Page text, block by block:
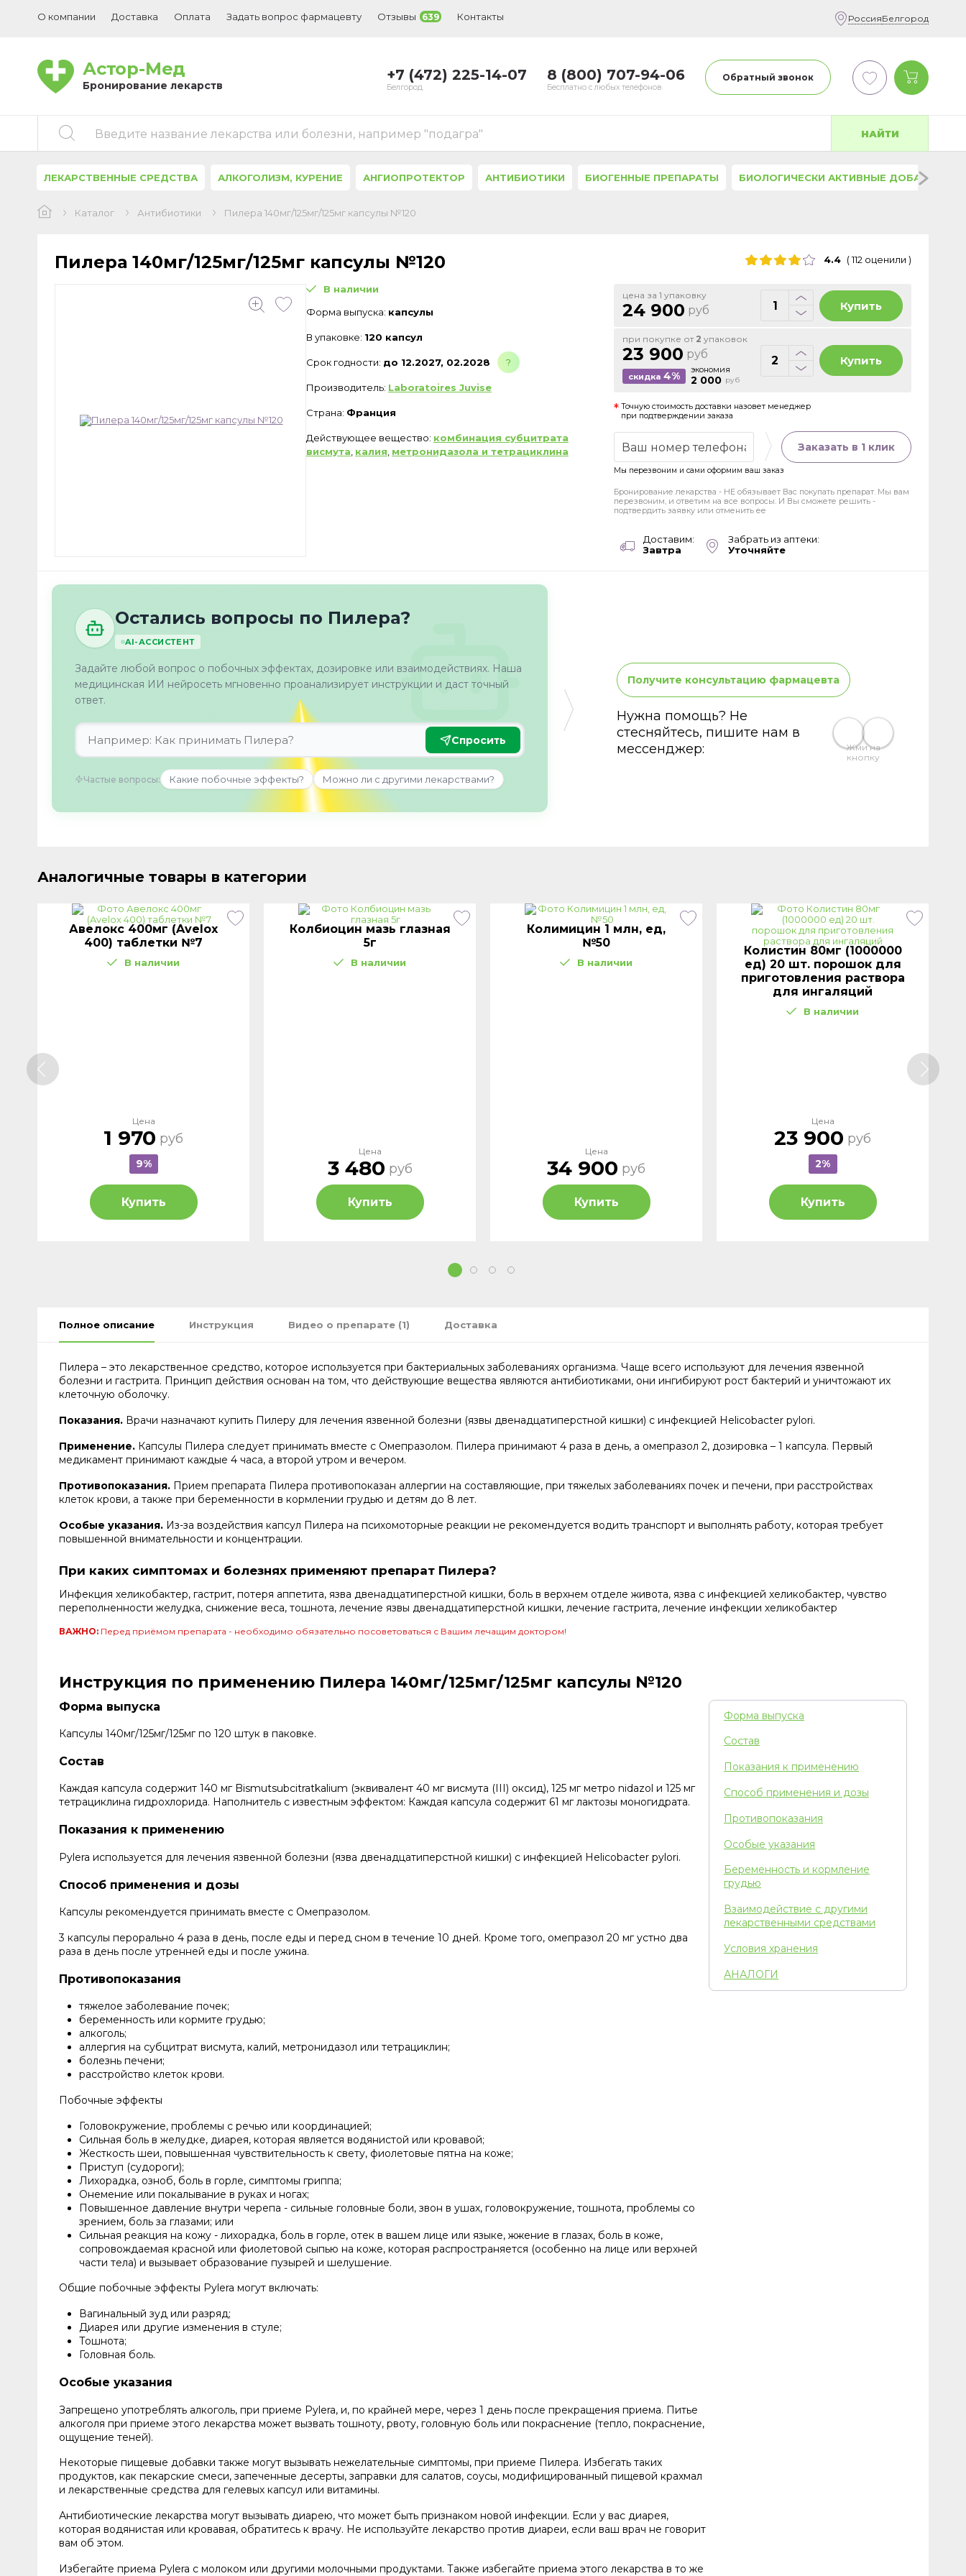
О компании Доставка Оплата Задать вопрос фармацевту Отзывы 639 Контакты РоссияБелгород
Астор-Мед
Бронирование лекарств
+7 (472) 225-14-07
Белгород
8 (800) 707-94-06
Бесплатно с любых телефонов
Обратный звонок
Введите название лекарства или болезни, например "подагра" НАЙТИ
ЛЕКАРСТВЕННЫЕ СРЕДСТВА АЛКОГОЛИЗМ, КУРЕНИЕ АНГИОПРОТЕКТОР АНТИБИОТИКИ БИОГЕННЫЕ ПРЕПАРАТЫ БИОЛОГИЧЕСКИ АКТИВНЫЕ ДОБАВКИ
Каталог Антибиотики Пилера 140мг/125мг/125мг капсулы №120
Пилера 140мг/125мг/125мг капсулы №120 4.4 (112 оценили )
В наличии
Форма выпуска: капсулы
В упаковке: 120 капсул
Срок годности: до 12.2027, 02.2028 ?
Производитель: Laboratoires Juvise
Страна: Франция
Действующее вещество: комбинация субцитрата
висмута калия метронидазола и тетрациклина
цена за 1 упаковку
24 900 руб Купить
при покупке от 2 упаковок
23 900 руб
скидка 4% экономия
2 000 руб
Купить
Точную стоимость доставки назовет менеджер
при подтверждении заказа
Заказать в 1 клик
Мы перезвоним и сами оформим ваш заказ
Бронирование лекарства - НЕ обязывает Вас покупать препарат. Мы вам
перезвоним, и ответим на все вопросы. И Вы сможете решить -
подтвердить заявку или отменить ее
Доставим:
Завтра
Забрать из аптеки:
Уточняйте
Остались вопросы по Пилера?
AI-АССИСТЕНТ
Задайте любой вопрос о побочных эффектах, дозировке или взаимодействиях. Наша
медицинская ИИ нейросеть мгновенно проанализирует инструкции и даст точный
ответ.
Спросить
Частые вопросы: Какие побочные эффекты? Можно ли с другими лекарствами?
Получите консультацию фармацевта
Нужна помощь? Не
стесняйтесь, пишите нам в
мессенджер:
Жми на
кнопку
Аналогичные товары в категории
Авелокс 400мг (Avelox
400) таблетки №7
В наличии
Цена
1 970 руб
9%
Купить
Колбиоцин мазь глазная
5г
В наличии
Цена
3 480 руб
Купить
Колимицин 1 млн, ед,
№50
В наличии
Цена
34 900 руб
Купить
Колистин 80мг (1000000
ед) 20 шт. порошок для
приготовления раствора
для ингаляций
В наличии
Цена
23 900 руб
2%
Купить
Полное описание Инструкция Видео о препарате (1) Доставка
Пилера – это лекарственное средство, которое используется при бактериальных заболеваниях организма. Чаще всего используют для лечения язвенной
болезни и гастрита. Принцип действия основан на том, что действующие вещества являются антибиотиками, они ингибируют рост бактерий и уничтожают их
клеточную оболочку.
Показания. Врачи назначают купить Пилеру для лечения язвенной болезни (язвы двенадцатиперстной кишки) с инфекцией Helicobacter pylori.
Применение. Капсулы Пилера следует принимать вместе с Омепразолом. Пилера принимают 4 раза в день, а омепразол 2, дозировка – 1 капсула. Первый
медикамент принимают каждые 4 часа, а второй утром и вечером.
Противопоказания. Прием препарата Пилера противопоказан аллергии на составляющие, при тяжелых заболеваниях почек и печени, при расстройствах
клеток крови, а также при беременности в кормлении грудью и детям до 8 лет.
Особые указания. Из-за воздействия капсул Пилера на психомоторные реакции не рекомендуется водить транспорт и выполнять работу, которая требует
повышенной внимательности и концентрации.
При каких симптомах и болезнях применяют препарат Пилера?
Инфекция хеликобактер, гастрит, потеря аппетита, язва двенадцатиперстной кишки, боль в верхнем отделе живота, язва с инфекцией хеликобактер, чувство
переполненности желудка, снижение веса, тошнота, лечение язвы двенадцатиперстной кишки, лечение гастрита, лечение инфекции хеликобактер
ВАЖНО: Перед приёмом препарата - необходимо обязательно посоветоваться с Вашим лечащим доктором!
Инструкция по применению Пилера 140мг/125мг/125мг капсулы №120
Форма выпуска
Капсулы 140мг/125мг/125мг по 120 штук в паковке.
Состав
Каждая капсула содержит 140 мг Bismutsubcitratkalium (эквивалент 40 мг висмута (III) оксид), 125 мг метро nidazol и 125 мг
тетрациклина гидрохлорида. Наполнитель с известным эффектом: Каждая капсула содержит 61 мг лактозы моногидрата.
Показания к применению
Pylera используется для лечения язвенной болезни (язва двенадцатиперстной кишки) с инфекцией Helicobacter pylori.
Способ применения и дозы
Капсулы рекомендуется принимать вместе с Омепразолом.
3 капсулы перорально 4 раза в день, после еды и перед сном в течение 10 дней. Кроме того, омепразол 20 мг устно два
раза в день после утренней еды и после ужина.
Противопоказания
тяжелое заболевание почек;
беременность или кормите грудью;
алкоголь;
аллергия на субцитрат висмута, калий, метронидазол или тетрациклин;
болезнь печени;
расстройство клеток крови.
Побочные эффекты
Головокружение, проблемы с речью или координацией;
Сильная боль в желудке, диарея, которая является водянистой или кровавой;
Жесткость шеи, повышенная чувствительность к свету, фиолетовые пятна на коже;
Приступ (судороги);
Лихорадка, озноб, боль в горле, симптомы гриппа;
Онемение или покалывание в руках и ногах;
Повышенное давление внутри черепа - сильные головные боли, звон в ушах, головокружение, тошнота, проблемы со
зрением, боль за глазами; или
Сильная реакция на кожу - лихорадка, боль в горле, отек в вашем лице или языке, жжение в глазах, боль в коже,
сопровождаемая красной или фиолетовой сыпью на коже, которая распространяется (особенно на лице или верхней
части тела) и вызывает образование пузырей и шелушение.
Общие побочные эффекты Pylera могут включать:
Вагинальный зуд или разряд;
Диарея или другие изменения в стуле;
Тошнота;
Головная боль.
Особые указания
Запрещено употреблять алкоголь, при приеме Pylera, и, по крайней мере, через 1 день после прекращения приема. Питье
алкоголя при приеме этого лекарства может вызвать тошноту, рвоту, головную боль или покраснение (тепло, покраснение,
ощущение теней).
Некоторые пищевые добавки также могут вызывать нежелательные симптомы, при приеме Пилера. Избегать таких
продуктов, как пекарские смеси, запеченные десерты, заправки для салатов, соусы, модифицированный пищевой крахмал
и лекарственные средства для гелевых капсул или витамины.
Антибиотические лекарства могут вызывать диарею, что может быть признаком новой инфекции. Если у вас диарея,
которая водянистая или кровавая, обратитесь к врачу. Не используйте лекарство против диареи, если ваш врач не говорит
вам об этом.
Избегайте приема Pylera с молоком или другими молочными продуктами. Также избегайте приема этого лекарства в то же
Форма выпуска
Состав
Показания к применению
Способ применения и дозы
Противопоказания
Особые указания
Беременность и кормление
грудью
Взаимодействие с другими
лекарственными средствами
Условия хранения
АНАЛОГИ